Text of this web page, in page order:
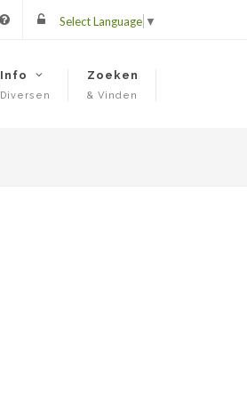
Select Language ▼
Info
Diversen
Zoeken
& Vinden